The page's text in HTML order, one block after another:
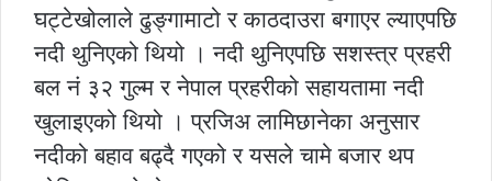
घट्टेखोलाले ढुङ्गामाटो र काठदाउरा बगाएर ल्याएपछि
नदी थुनिएको थियो । नदी थुनिएपछि सशस्त्र प्रहरी
बल नं ३२ गुल्म र नेपाल प्रहरीको सहायतामा नदी
खुलाइएको थियो । प्रजिअ लामिछानेका अनुसार
नदीको बहाव बढ्दै गएको र यसले चामे बजार थप